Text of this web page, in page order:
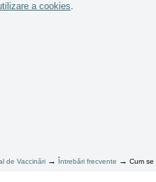
a cookies.
de Vaccinări →Întrebări frecvente →Cum se